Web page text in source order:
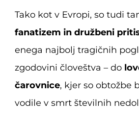
Tako kot v Evropi, so tudi
fanatizem in družbeni
enega najbolj tragičnih
zgodovini človeštva – do
čarovnice, kjer so obtožbe
vodile v smrt številnih